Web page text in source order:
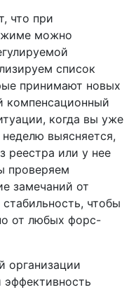
что при
можно
список
принимают новых
компенсационный
когда вы уже
выясняется,
реестра или у нее
проверяем
замечаний от
чтобы
от любых форс-
организации
эффективность